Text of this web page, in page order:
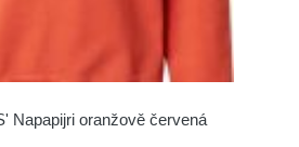
Napapijri oranžově červená